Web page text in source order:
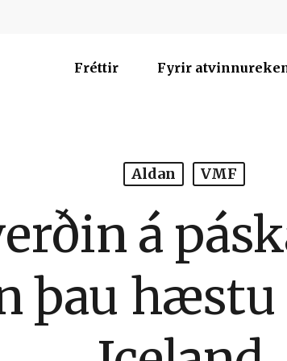
Fréttir Fyrir
Aldan VMF
á
þau hæstu